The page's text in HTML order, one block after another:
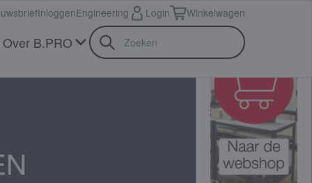
Over B.PRO
InloggenEngineering Login Winkelwagen